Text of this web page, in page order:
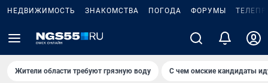
НЕДВИЖИМОСТЬ ЗНАКОМСТВА ПОГОДА ФОРУМЫ
Жители области требуют грязную воду С чем омские кандидаты